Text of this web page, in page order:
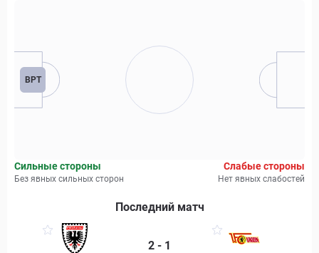
ВРТ
Сильные стороны
Без явных сильных сторон
Слабые стороны
Нет явных слабостей
Последний матч
2 - 1